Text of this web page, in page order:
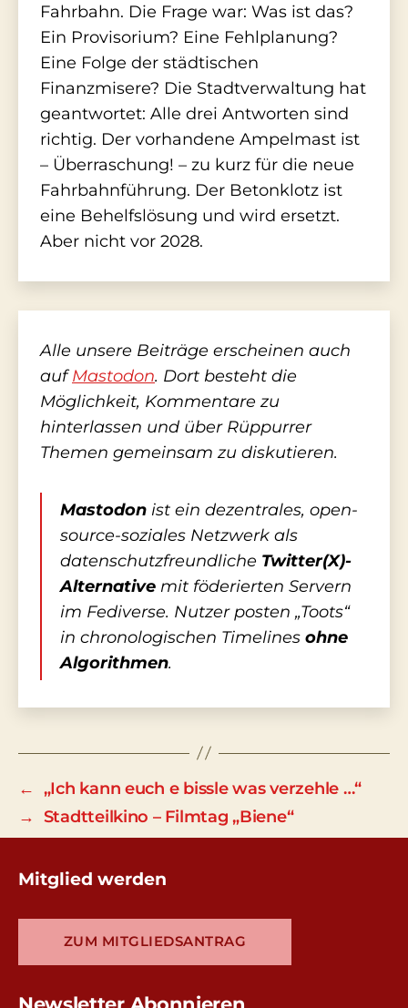
Fahrbahn. Die Frage war: Was ist das?
Ein Provisorium? Eine Fehlplanung?
Eine Folge der städtischen
Finanzmisere? Die Stadtverwaltung hat
geantwortet: Alle drei Antworten sind
richtig. Der vorhandene Ampelmast ist
– Überraschung! – zu kurz für die neue
Fahrbahnführung. Der Betonklotz ist
eine Behelfslösung und wird ersetzt.
Aber nicht vor 2028.
Alle unsere Beiträge erscheinen auch
aufMastodon. Dort besteht die
Möglichkeit, Kommentare zu
hinterlassen und über Rüppurrer
Themen gemeinsam zu diskutieren.
Mastodon ist ein dezentrales, open-
source-soziales Netzwerk als
datenschutzfreundliche Twitter(X)-
Alternative mit föderierten Servern
im Fediverse. Nutzer posten „Toots“
in chronologischen Timelines ohne
Algorithmen.
← „Ich kann euch e bissle was verzehle …“
→ Stadtteilkino – Filmtag „Biene“
Mitglied werden
ZUM MITGLIEDSANTRAG